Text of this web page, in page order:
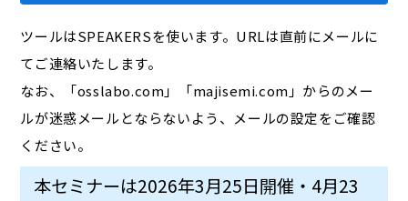
ツールはSPEAKERSを使います。URLは直前にメールに
てご連絡いたします。
なお、「osslabo.com」「majisemi.com」からのメー
ルが迷惑メールとならないよう、メールの設定をご確認
ください。
本セミナーは2026年3月25日開催・4月23